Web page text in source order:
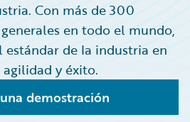
Con más de 300
en todo el mundo,
estándar de la industria en
y éxito.
demostración